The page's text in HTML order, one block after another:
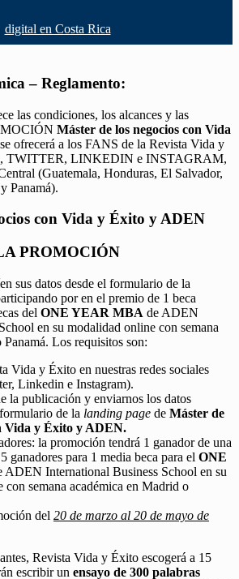
digital en Costa Rica
– Reglamento:
las condiciones, los alcances y las
Máster de los negocios con Vida
ofrecerá a los FANS de la Revista Vida y
TWITTER, LINKEDIN e INSTAGRAM,
(Guatemala, Honduras, El Salvador,
Panamá).
con Vida y Éxito y ADEN
PROMOCIÓN
sus datos desde el formulario de la
por en el premio de 1 beca
del ONE YEAR MBA de ADEN
en su modalidad online con semana
Los requisitos son:
Vida y Éxito en nuestras redes sociales
Linkedin e Instagram).
la publicación y enviarnos los datos
de la landing page de Máster de
Vida y Éxito y ADEN.
la promoción tendrá 1 ganador de una
ganadores para 1 media beca para el ONE
ADEN International Business School en su
con semana académica en Madrid o
del 20 de marzo al 20 de mayo de
Revista Vida y Éxito escogerá a 15
escribir un ensayo de 300 palabras